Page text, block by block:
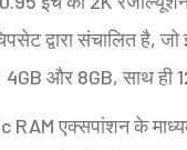
द्वारा संचालित है,
और 8GB, साथ ही
RAM एक्सपांशन के